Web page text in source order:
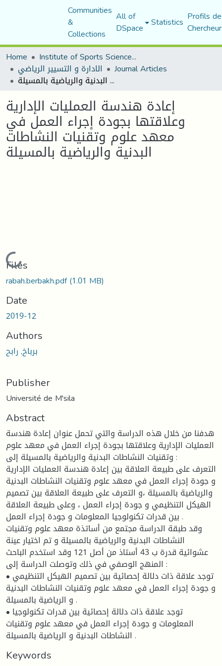
Communities
&
Collections
All of
DSpace Statistics Profils
Home
Institute of Sports Sciences and Techniques
الادارة و التسيير الرياضي Journal Articles
إعادة هندسة العمليات الإدارية وعلاقتها بجودة إجراء العمل في معهد علوم وتقنيات النشاطات البدنية والرياضية بالمسيلة
إعادة هندسة العمليات الإدارية
وعلاقتها بجودة إجراء العمل في
معهد علوم وتقنيات النشاطات
البدنية والرياضية بالمسيلة
Loading...
Files
rabah.berbakh.pdf(1.01 MB)
Date
2019-12
Authors
برباخ, رابح
Publisher
Université de M'sila
Abstract
هدفنا من خلال هذه الدراسة والتي تحمل عنوان إعادة هندسة
العمليات الإدارية وعلاقتها بجودة إجراء العمل في معهد علوم
وتقنيات النشاطات البدنية والرياضية بالمسيلة إلى :
التعرف على طبيعة العلاقة بين إعادة هندسة العمليات الإدارية
و جودة إجراء العمل في معهد علوم وتقنيات النشاطات البدنية
والرياضية بالمسيلة ،و التعرف على طبيعة العلاقة بين تصميم
الهيكل التنظيمي و جودة إجراء العمل ، وعلى طبيعة العلاقة
بين قدرات تكنولوجيا المعلومات و جودة إجراء العمل .
وقد طبقة الدراسة مجتمع من أساتذة معهد علوم وتقنيات
النشاطات البدنية والرياضية بالمسيلة و تم اختيار عينة
عشوائية قدرة ب 43 أستاذ من أصل 121 وقد استخدم الباحث
المنهج الوصفي في ذلك وتوصلت الدراسة إلى :
• توجد علاقة ذات دلالة إحصائية بين تصميم الهيكل التنظيمي
و جودة إجراء العمل في معهد علوم وتقنيات النشاطات البدنية
و الرياضية بالمسيلة .
• توجد علاقة ذات دلالة إحصائية بين قدرات تكنولوجيا
المعلومات و جودة إجراء العمل في معهد علوم وتقنيات
النشاطات البدنية و الرياضية بالمسيلة .
Keywords